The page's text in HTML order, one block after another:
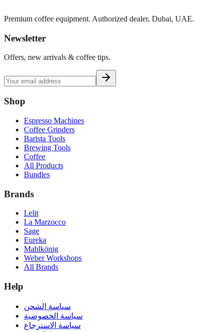
Premium coffee equipment. Authorized dealer, Dubai, UAE.
Newsletter
Offers, new arrivals & coffee tips.
Shop
Espresso Machines
Coffee Grinders
Barista Tools
Brewing Tools
Coffee
All Products
Bundles
Brands
Lelit
La Marzocco
Sage
Eureka
Mahlkönig
Weber Workshops
All Brands
Help
سياسة الشحن
سياسة الخصوصية
سياسة الاسترجاع